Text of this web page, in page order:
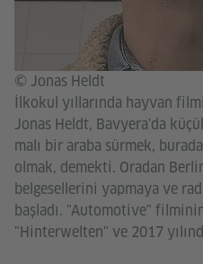
© Jonas Heldt
İlkokul yıllarında hayvan
Jonas Heldt, Bavyera'da
malı bir araba sürmek,
olmak, demekti. Oradan
belgesellerini yapmaya ve
başladı. "Automotive"
"Hinterwelten" ve 2017